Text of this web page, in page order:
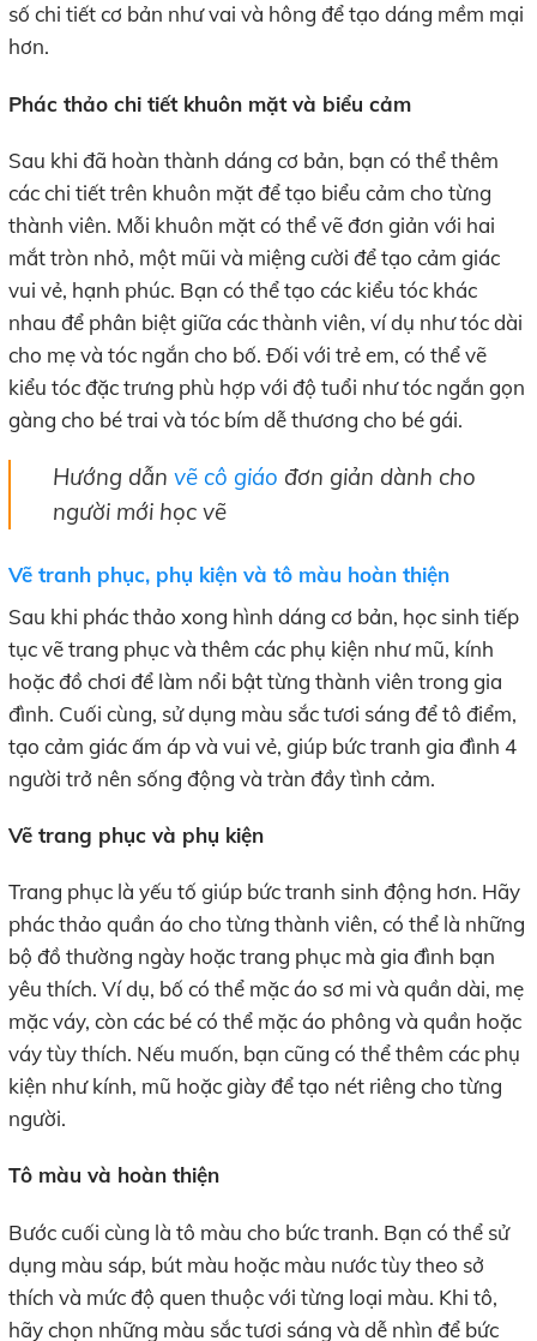
số chi tiết cơ bản như vai và hông để tạo dáng mềm mại
hơn.
Phác thảo chi tiết khuôn mặt và biểu cảm
Sau khi đã hoàn thành dáng cơ bản, bạn có thể thêm
các chi tiết trên khuôn mặt để tạo biểu cảm cho từng
thành viên. Mỗi khuôn mặt có thể vẽ đơn giản với hai
mắt tròn nhỏ, một mũi và miệng cười để tạo cảm giác
vui vẻ, hạnh phúc. Bạn có thể tạo các kiểu tóc khác
nhau để phân biệt giữa các thành viên, ví dụ như tóc dài
cho mẹ và tóc ngắn cho bố. Đối với trẻ em, có thể vẽ
kiểu tóc đặc trưng phù hợp với độ tuổi như tóc ngắn gọn
gàng cho bé trai và tóc bím dễ thương cho bé gái.
Hướng dẫn vẽ cô giáo đơn giản dành cho
người mới học vẽ
Vẽ tranh phục, phụ kiện và tô màu hoàn thiện
Sau khi phác thảo xong hình dáng cơ bản, học sinh tiếp
tục vẽ trang phục và thêm các phụ kiện như mũ, kính
hoặc đồ chơi để làm nổi bật từng thành viên trong gia
đình. Cuối cùng, sử dụng màu sắc tươi sáng để tô điểm,
tạo cảm giác ấm áp và vui vẻ, giúp bức tranh gia đình 4
người trở nên sống động và tràn đầy tình cảm.
Vẽ trang phục và phụ kiện
Trang phục là yếu tố giúp bức tranh sinh động hơn. Hãy
phác thảo quần áo cho từng thành viên, có thể là những
bộ đồ thường ngày hoặc trang phục mà gia đình bạn
yêu thích. Ví dụ, bố có thể mặc áo sơ mi và quần dài, mẹ
mặc váy, còn các bé có thể mặc áo phông và quần hoặc
váy tùy thích. Nếu muốn, bạn cũng có thể thêm các phụ
kiện như kính, mũ hoặc giày để tạo nét riêng cho từng
người.
Tô màu và hoàn thiện
Bước cuối cùng là tô màu cho bức tranh. Bạn có thể sử
dụng màu sáp, bút màu hoặc màu nước tùy theo sở
thích và mức độ quen thuộc với từng loại màu. Khi tô,
hãy chọn những màu sắc tươi sáng và dễ nhìn để bức